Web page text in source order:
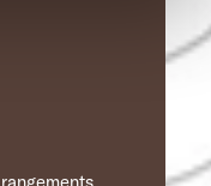
nur die
sind.